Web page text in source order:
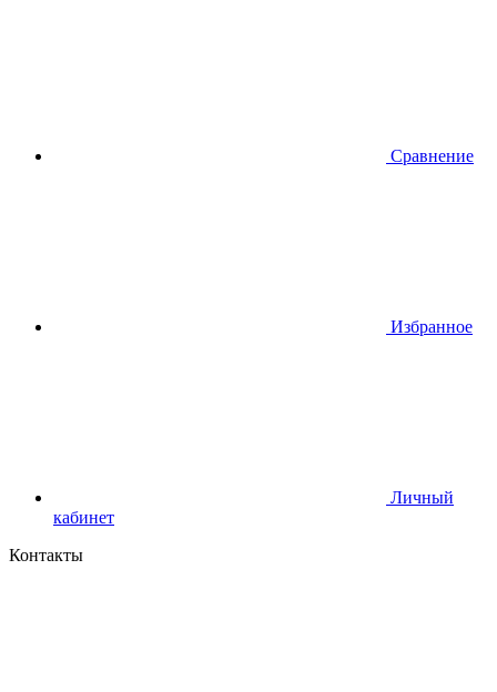
Сравнение
Избранное
Личный
кабинет
Контакты